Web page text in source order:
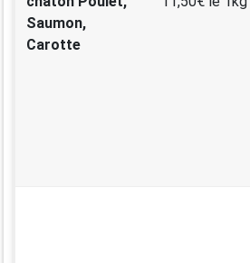
Saumon,
Carotte